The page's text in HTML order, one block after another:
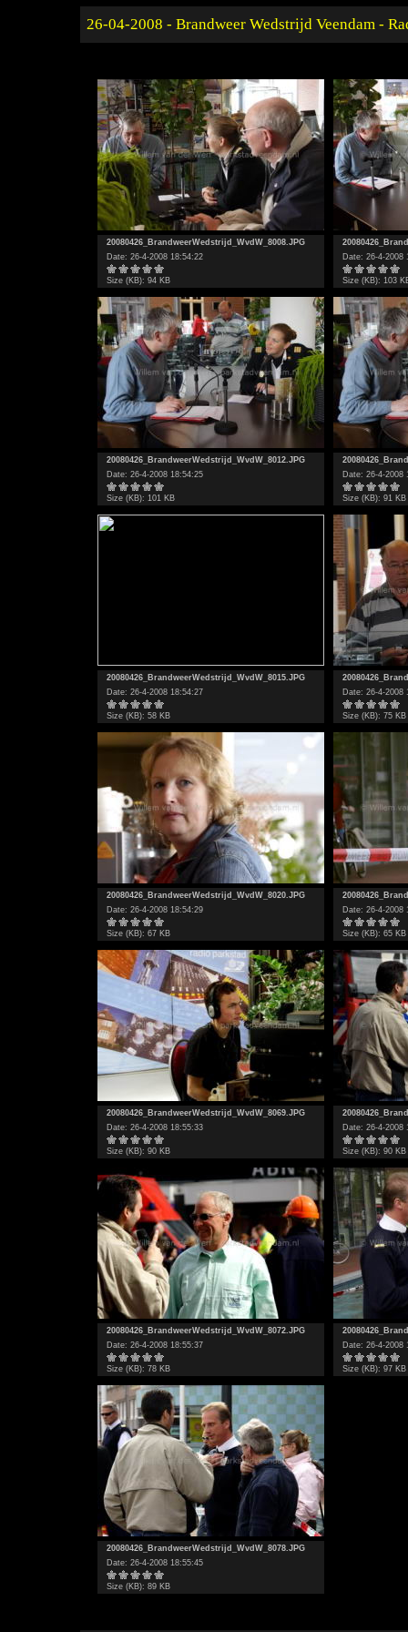
26-04-2008 - Brandweer Wedstrijd Veendam -
20080426_BrandweerWedstrijd_WvdW_8008.JPG
Date: 26-4-2008 18:54:22
Size (KB): 94 KB
Date: 26-4-2008
Size (KB): 103
20080426_BrandweerWedstrijd_WvdW_8012.JPG
Date: 26-4-2008 18:54:25
Size (KB): 101 KB
Date: 26-4-2008
Size (KB): 91 KB
20080426_BrandweerWedstrijd_WvdW_8015.JPG
Date: 26-4-2008 18:54:27
Size (KB): 58 KB
Date: 26-4-2008
Size (KB): 75 KB
20080426_BrandweerWedstrijd_WvdW_8020.JPG
Date: 26-4-2008 18:54:29
Size (KB): 67 KB
Date: 26-4-2008
Size (KB): 65 KB
20080426_BrandweerWedstrijd_WvdW_8069.JPG
Date: 26-4-2008 18:55:33
Size (KB): 90 KB
Date: 26-4-2008
Size (KB): 90 KB
20080426_BrandweerWedstrijd_WvdW_8072.JPG
Date: 26-4-2008 18:55:37
Size (KB): 78 KB
Date: 26-4-2008
Size (KB): 97 KB
20080426_BrandweerWedstrijd_WvdW_8078.JPG
Date: 26-4-2008 18:55:45
Size (KB): 89 KB